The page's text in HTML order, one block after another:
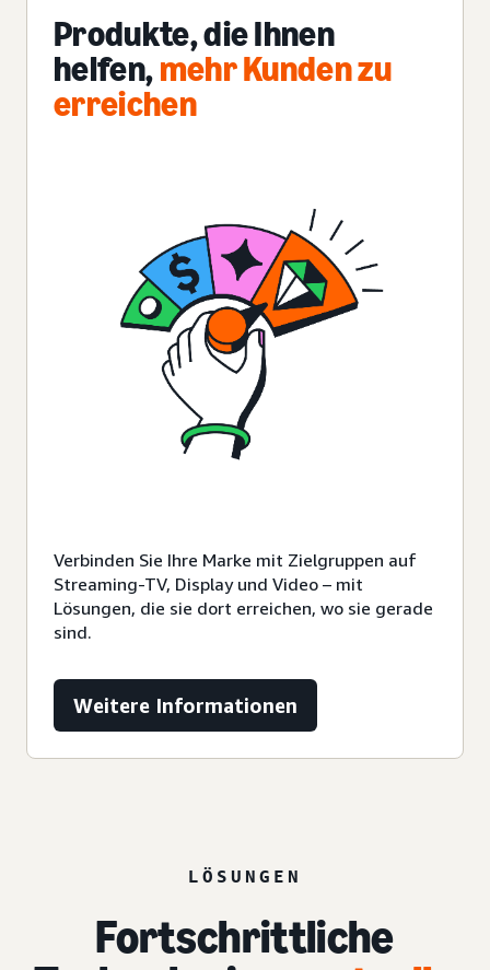
Produkte, die Ihnen
helfen,mehr Kunden zu
erreichen
Verbinden Sie Ihre Marke mit Zielgruppen auf
Streaming-TV, Display und Video – mit
Lösungen, die sie dort erreichen, wo sie gerade
sind.
Weitere Informationen
LÖSUNGEN
Fortschrittliche